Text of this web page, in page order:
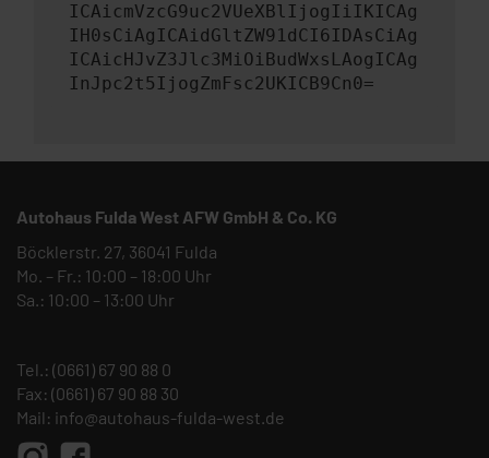
ICAicmVzcG9uc2VUeXBlIjogIiIKICAg
IH0sCiAgICAidGltZW91dCI6IDAsCiAg
ICAicHJvZ3Jlc3MiOiBudWxsLAogICAg
InJpc2t5IjogZmFsc2UKICB9Cn0=
Autohaus Fulda West AFW GmbH & Co. KG
Böcklerstr. 27, 36041 Fulda
Mo. – Fr.: 10:00 – 18:00 Uhr
Sa.: 10:00 – 13:00 Uhr
Tel.: (0661) 67 90 88 0
Fax: (0661) 67 90 88 30
Mail: info@autohaus-fulda-west.de